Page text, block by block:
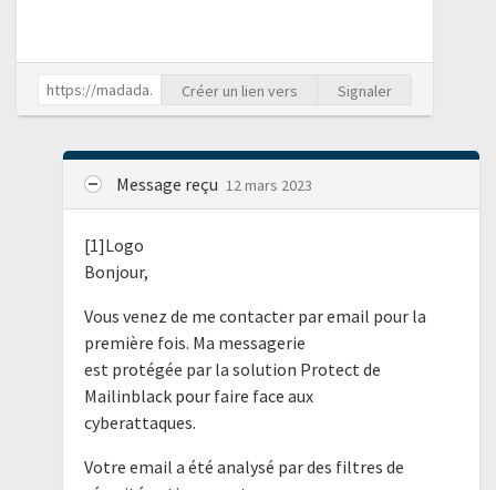
Créer un lien vers Signaler
Message reçu 12 mars 2023
[1]Logo
Bonjour,
Vous venez de me contacter par email pour la
première fois. Ma messagerie
est protégée par la solution Protect de
Mailinblack pour faire face aux
cyberattaques.
Votre email a été analysé par des filtres de